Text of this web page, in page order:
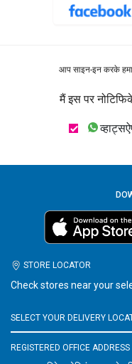
आप साइन-इन करके
मैं इस पर
STORE LOCATOR
Check stores near your
REGISTERED OFFICE ADDRESS